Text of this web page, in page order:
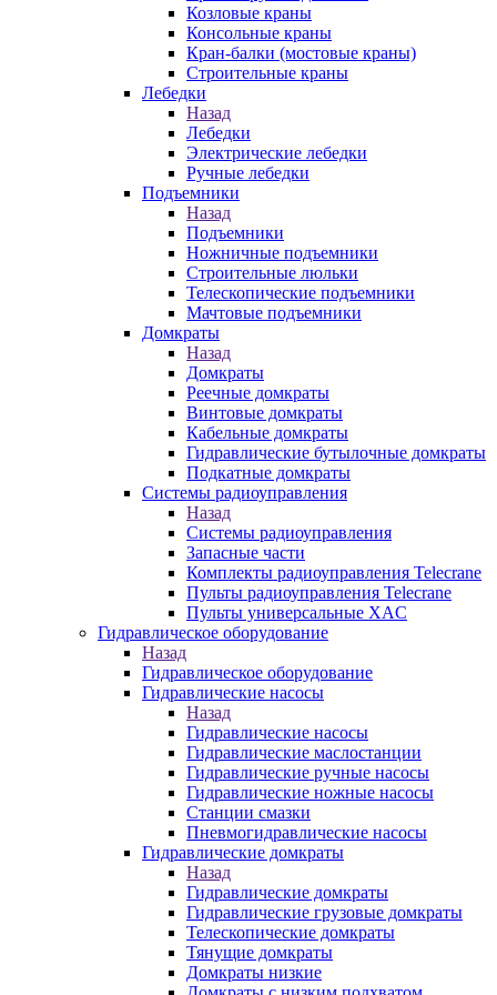
Козловые краны
Консольные краны
Кран-балки (мостовые краны)
Строительные краны
Лебедки
Назад
Лебедки
Электрические лебедки
Ручные лебедки
Подъемники
Назад
Подъемники
Ножничные подъемники
Строительные люльки
Телескопические подъемники
Мачтовые подъемники
Домкраты
Назад
Домкраты
Реечные домкраты
Винтовые домкраты
Кабельные домкраты
Гидравлические бутылочные домкраты
Подкатные домкраты
Системы радиоуправления
Назад
Системы радиоуправления
Запасные части
Комплекты радиоуправления Telecrane
Пульты радиоуправления Telecrane
Пульты универсальные XAC
Гидравлическое оборудование
Назад
Гидравлическое оборудование
Гидравлические насосы
Назад
Гидравлические насосы
Гидравлические маслостанции
Гидравлические ручные насосы
Гидравлические ножные насосы
Станции смазки
Пневмогидравлические насосы
Гидравлические домкраты
Назад
Гидравлические домкраты
Гидравлические грузовые домкраты
Телескопические домкраты
Тянущие домкраты
Домкраты низкие